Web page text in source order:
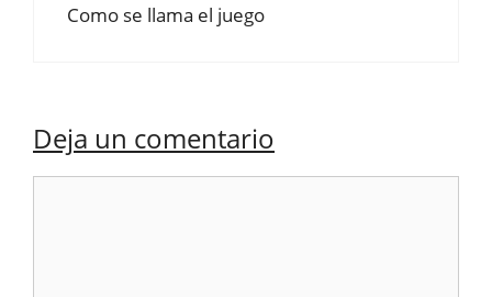
Como se llama el juego
Deja un comentario